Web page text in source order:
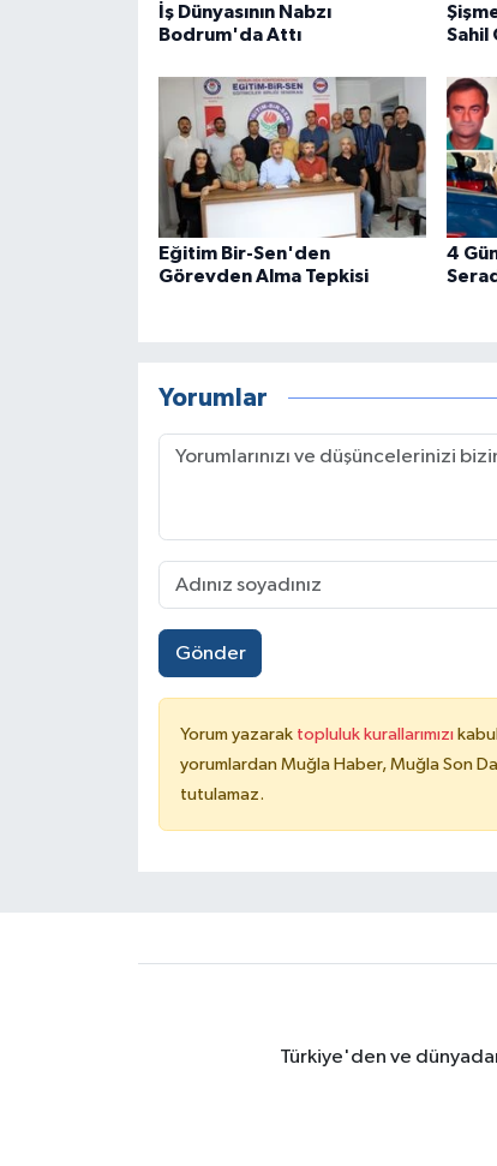
İş Dünyasının Nabzı
Bodrum'da Attı
Sahil
Eğitim Bir-Sen'den
Görevden Alma Tepkisi
4
Yorumlar
Gönder
Yorum yazarak topluluk kurallarımızı
yorumlardan Muğla Haber, Muğla Son
tutulamaz.
Türkiye'den ve